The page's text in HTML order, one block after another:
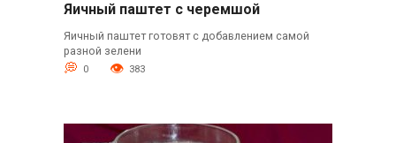
Яичный паштет с черемшой
Яичный паштет готовят с добавлением самой
разной зелени
0 383